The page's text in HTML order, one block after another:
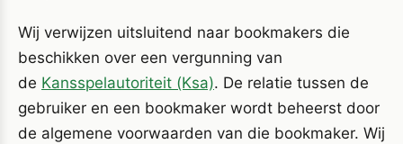
Wij verwijzen uitsluitend naar bookmakers die
beschikken over een vergunning van
de Kansspelautoriteit (Ksa). De relatie tussen de
gebruiker en een bookmaker wordt beheerst door
de algemene voorwaarden van die bookmaker. Wij